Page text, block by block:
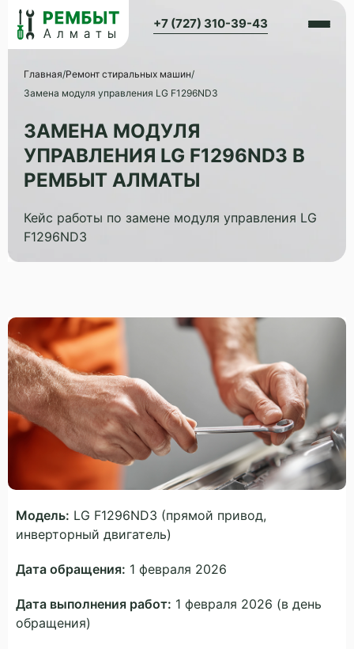
+7 (727) 310-39-43
Главная/Ремонт стиральных машин/
Замена модуля управления LG F1296ND3
ЗАМЕНА МОДУЛЯ
УПРАВЛЕНИЯ LG F1296ND3 В
РЕМБЫТ АЛМАТЫ
Кейс работы по замене модуля управления LG
F1296ND3
Модель: LG F1296ND3 (прямой привод,
инверторный двигатель)
Дата обращения: 1 февраля 2026
Дата выполнения работ: 1 февраля 2026 (в день
обращения)